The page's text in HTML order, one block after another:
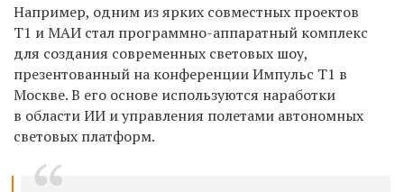
Например, одним из ярких совместных проектов
Т1 и МАИ стал программно-аппаратный комплекс
для создания современных световых шоу,
презентованный на конференции Импульс Т1 в
Москве. В его основе используются наработки
в области ИИ и управления полетами автономных
световых платформ.